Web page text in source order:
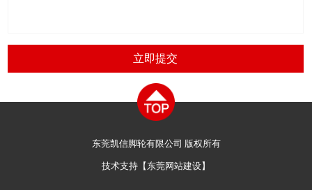
立即提交
东莞凯信脚轮有限公司 版权所有
技术支持【 东莞网站建设】